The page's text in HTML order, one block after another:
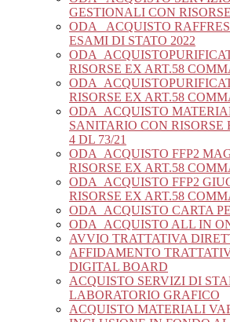
GESTIONALI CON
ODA_ ACQUISTO
ESAMI DI STATO 2022
RISORSE EX ART.58
RISORSE EX ART.58
ODA_ACQUISTO
SANITARIO CON RISORSE
4 DL 73/21
ODA_ACQUISTO FFP2
RISORSE EX ART.58
ODA_ACQUISTO FFP2
RISORSE EX ART.58
ODA_ACQUISTO CARTA
ODA_ACQUISTO ALL IN
AVVIO TRATTATIVA
AFFIDAMENTO
DIGITAL BOARD
ACQUISTO SERVIZI DI
LABORATORIO GRAFICO
ACQUISTO MATERIALI